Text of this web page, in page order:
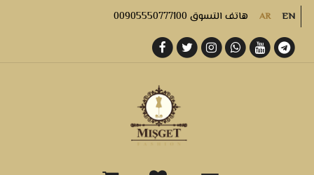
AR EN هاتف التسوق 00905550777100